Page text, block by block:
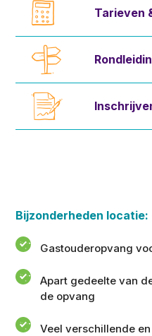
Tarieven
Bijzonderheden locatie:
Gastouderopvang
Apart gedeelte van
de opvang
Veel verschillende